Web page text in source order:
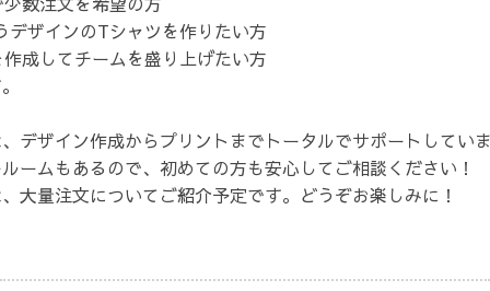
ザインのTシャツを作りたい方
成してチームを盛り上げたい方
デザイン作成からプリントまでトータルでサポートしてい
ームもあるので、初めての方も安心してご相談ください！
大量注文についてご紹介予定です。どうぞお楽しみに！